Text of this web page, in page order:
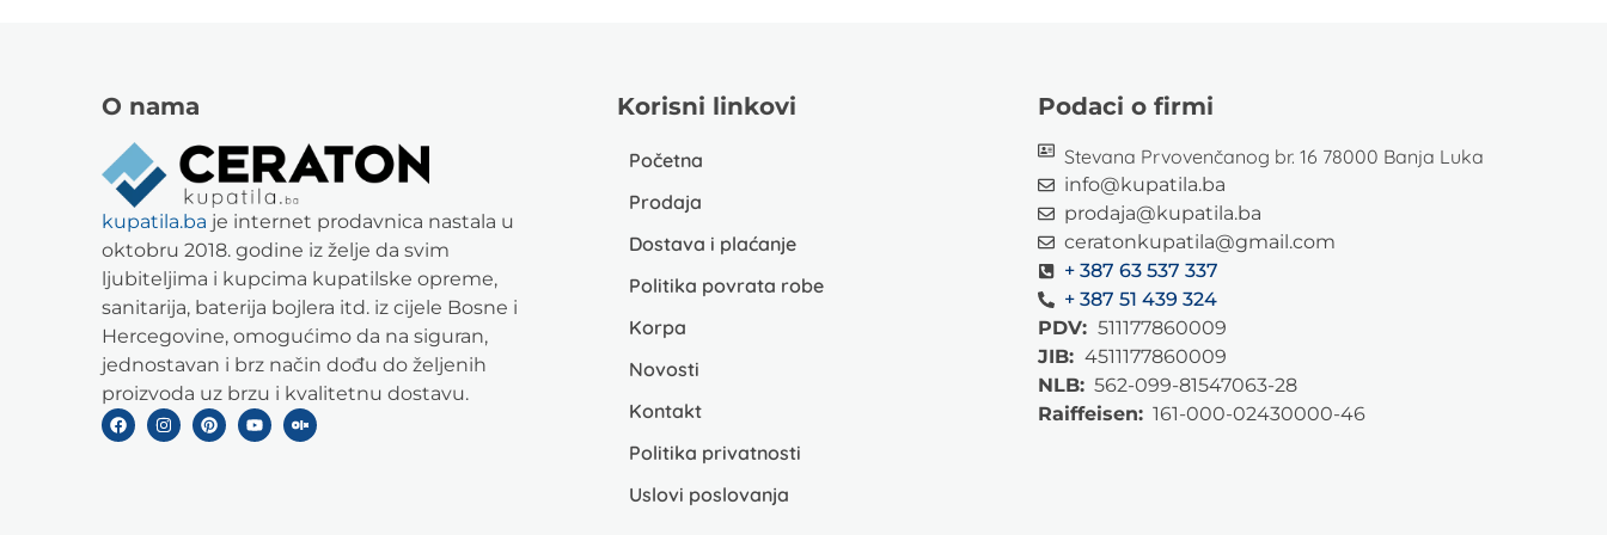
O nama
kupatila.ba je internet prodavnica nastala u
oktobru 2018. godine iz želje da svim
ljubiteljima i kupcima kupatilske opreme,
sanitarija, baterija bojlera itd. iz cijele Bosne i
Hercegovine, omogućimo da na siguran,
jednostavan i brz način dođu do željenih
proizvoda uz brzu i kvalitetnu dostavu.
Korisni linkovi
Početna
Prodaja
Dostava i plaćanje
Politika povrata robe
Korpa
Novosti
Kontakt
Politika privatnosti
Uslovi poslovanja
Podaci o firmi
Stevana Prvovenčanog br. 16 78000 Banja Luka
info@kupatila.ba
prodaja@kupatila.ba
ceratonkupatila@gmail.com
+ 387 63 537 337
+ 387 51 439 324
PDV: 511177860009
JIB: 4511177860009
NLB:562-099-81547063-28
Raiffeisen:161-000-02430000-46